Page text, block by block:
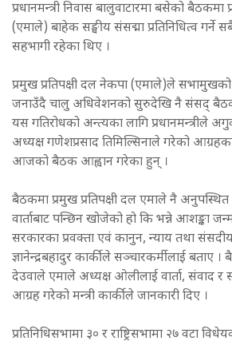
प्रधानमन्त्री निवास बालुवाटारमा बसेको बैठकमा
(एमाले) बाहेक सङ्घीय संसद्मा प्रतिनिधित्व गर्ने
सहभागी रहेका थिए ।
प्रमुख प्रतिपक्षी दल नेकपा (एमाले)ले सभामुखको
जनाउँदै चालु अधिवेशनको सुरुदेखि नै संसद्
यस गतिरोधको अन्त्यका लागि प्रधानमन्त्रीले
अध्यक्ष गणेशप्रसाद तिमिल्सिनाले गरेको
आजको बैठक आह्वान गरेका हुन् ।
बैठकमा प्रमुख प्रतिपक्षी दल एमाले नै
वार्ताबाट पन्छिन खोजेको हो कि भन्ने आशङ्का
सरकारका प्रवक्ता एवं कानुन, न्याय तथा संसदीय
ज्ञानेन्द्रबहादुर कार्कीले सञ्चारकर्मीलाई बताए ।
देउवाले एमाले अध्यक्ष ओलीलाई वार्ता, संवाद र
आग्रह गरेको मन्त्री कार्कीले जानकारी दिए ।
प्रतिनिधिसभामा ३० र राष्ट्रिसभामा २७ वटा